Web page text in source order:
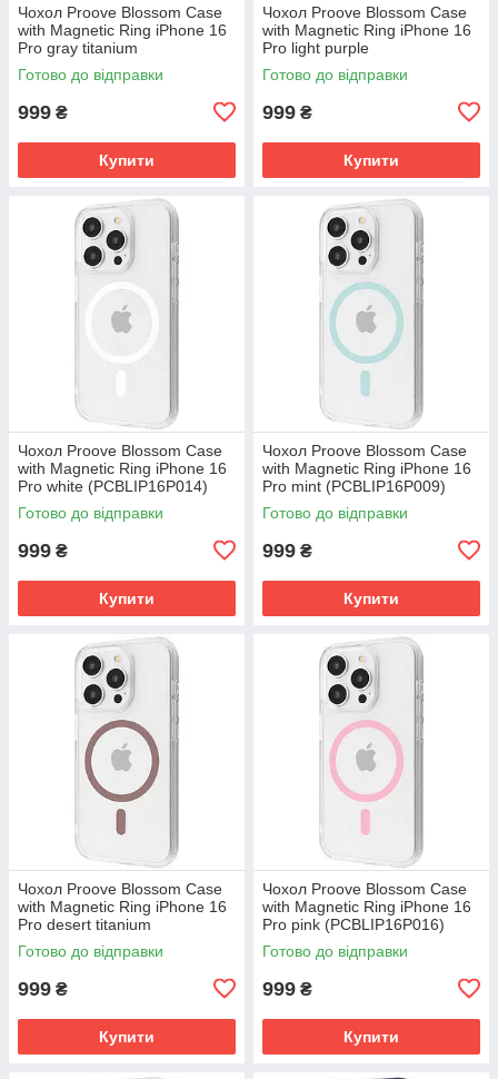
Чохол Proove Blossom Case
with Magnetic Ring iPhone 16
Pro gray titanium
(PCBLIP16P027)
Готово до відправки
999 ₴
Купити
Чохол Proove Blossom Case
with Magnetic Ring iPhone 16
Pro light purple
(PCBLIP16P007)
Готово до відправки
999 ₴
Купити
Чохол Proove Blossom Case
with Magnetic Ring iPhone 16
Pro white (PCBLIP16P014)
Готово до відправки
999 ₴
Купити
Чохол Proove Blossom Case
with Magnetic Ring iPhone 16
Pro mint (PCBLIP16P009)
Готово до відправки
999 ₴
Купити
Чохол Proove Blossom Case
with Magnetic Ring iPhone 16
Pro desert titanium
(PCBLIP16P033)
Готово до відправки
999 ₴
Купити
Чохол Proove Blossom Case
with Magnetic Ring iPhone 16
Pro pink (PCBLIP16P016)
Готово до відправки
999 ₴
Купити